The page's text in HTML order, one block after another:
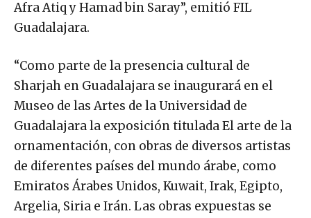
Afra Atiq y Hamad bin Saray”, emitió FIL
Guadalajara.
“Como parte de la presencia cultural de
Sharjah en Guadalajara se inaugurará en el
Museo de las Artes de la Universidad de
Guadalajara la exposición titulada El arte de la
ornamentación, con obras de diversos artistas
de diferentes países del mundo árabe, como
Emiratos Árabes Unidos, Kuwait, Irak, Egipto,
Argelia, Siria e Irán. Las obras expuestas se